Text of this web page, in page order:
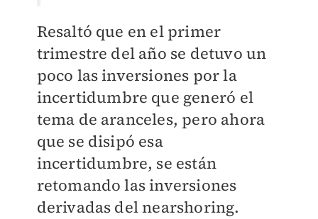
Resaltó que en el primer
trimestre del año se detuvo un
poco las inversiones por la
incertidumbre que generó el
tema de aranceles, pero ahora
que se disipó esa
incertidumbre, se están
retomando las inversiones
derivadas del nearshoring.